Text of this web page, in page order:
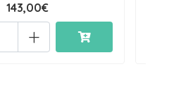
143,00€
+